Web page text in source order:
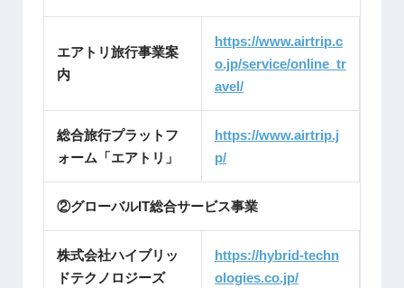
エアトリ旅行事業案
内
https://www.airtrip.c
o.jp/service/online_tr
avel/
総合旅行プラットフ
ォーム「エアトリ」
https://www.airtrip.j
p/
②グローバルIT総合サービス事業
株式会社ハイブリッ
ドテクノロジーズ
https://hybrid-techn
ologies.co.jp/